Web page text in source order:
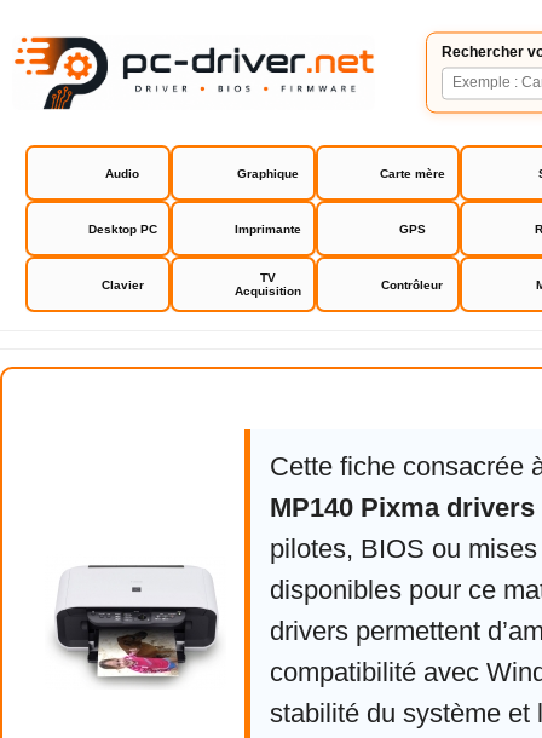
Rechercher
Audio Graphique Carte mère
Desktop PC Imprimante GPS
Clavier
TV
Acquisition
Contrôleur
Canon MP140 Pixma drivers
Cette fiche consacrée
MP140 Pixma drivers
pilotes, BIOS ou
disponibles pour ce
drivers permettent
compatibilité avec
stabilité du système et